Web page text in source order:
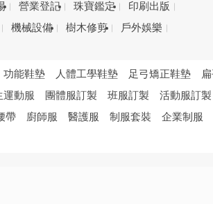
營業登記 珠寶鑑定
印刷出版
機械設備 樹木修剪
戶外娛樂
功能鞋墊 人體工學鞋墊 足弓矯正鞋墊
運動服 團體服訂製 班服訂製 活動服訂製
帶 廚師服 醫護服 制服套裝 企業制服